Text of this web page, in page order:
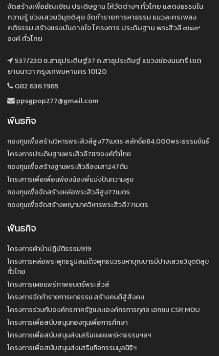
จัดสร้างเพื่ออัญเชิญ ประดิษฐาน ให้วัดต่างๆ ทั่วไทย แสดงธรรมใน
ความรู้ ช่วงเสวยวิมุตติสุข จัดทำรายการหาธรรม แนวละครเพลง
คติธรรม สร้างแรงบันดาลใจ โครงการ ประดิษฐาน พระสีวลี ๗๘๙
องค์ ทั่วไทย
537/230 ซ.สาธุประดิษฐ์37 ถ.สาธุประดิษฐ์ แขวงช่องนนทรี เขต
ยานนาวา กรุงเทพมหานคร 10120
082 636 1965
ppsgpop277@gmail.com
พันธกิจ
กองทุนเพื่อสร้างวิหารพระสีวลีสูง77เมตร สลักชื่อ84,000พระธรรมขันธ์
โครงการประดิษฐานพระสีวลี789องค์ทั่วไทย
กองทุนเพื่อสร้างฐานพระสีวลีลงเสา247ต้น
โครงการเพื่อเพื่อนพ้องน้องพี่แบ่งปันความสุข
กองทุนเพื่อจัดสร้างหล่อพระสีวลีสูง77เมตร
กองทุนเพื่อจัดสร้างพญานาควิหารพระสีวลี77เมตร
พันธกิจ
โครงการผ้าป่าปฏิบัติธรรม919
โครงการหล่อพระพุทธรูปสมเด็จพุทธบวรมหาบุญบารมีปางเสวยวิมุตติสุข
ทั่วไทย
โครงการเผยแพร่ภาพยนตร์พระสีวลี
โครงการจัดทำรายการหาธรรม สร้างคนดีสู่สังคม
โครงการร่วมกับองค์กรภาครัฐและเองค์กรการกุศล เอกชน CSR,MOU
โครงการเพื่อสนับสนุนกองทุนเพื่อการศึกษา
โครงการเพื่อสนับสนุนส่งเสริมเผยแพร่หาธรรมฯลฯ
โครงการเพื่อสนับสนุนส่งเสริมกิจกรรมมูลนิธิฯ